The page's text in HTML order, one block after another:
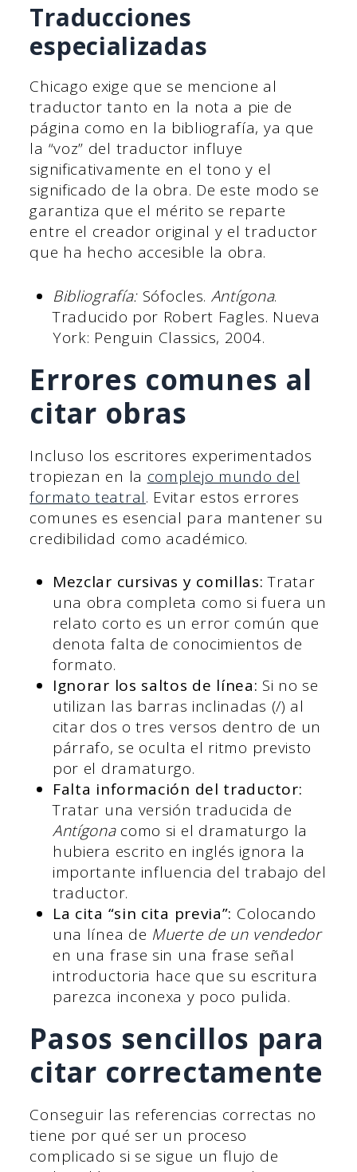
Traducciones
especializadas
Chicago exige que se mencione al
traductor tanto en la nota a pie de
página como en la bibliografía, ya que
la “voz” del traductor influye
significativamente en el tono y el
significado de la obra. De este modo se
garantiza que el mérito se reparte
entre el creador original y el traductor
que ha hecho accesible la obra.
Bibliografía: Sófocles. Antígona.
Traducido por Robert Fagles. Nueva
York: Penguin Classics, 2004.
Errores comunes al
citar obras
Incluso los escritores experimentados
tropiezan en la complejo mundo del
formato teatral. Evitar estos errores
comunes es esencial para mantener su
credibilidad como académico.
Mezclar cursivas y comillas: Tratar
una obra completa como si fuera un
relato corto es un error común que
denota falta de conocimientos de
formato.
Ignorar los saltos de línea: Si no se
utilizan las barras inclinadas (/) al
citar dos o tres versos dentro de un
párrafo, se oculta el ritmo previsto
por el dramaturgo.
Falta información del traductor:
Tratar una versión traducida de
Antígonacomo si el dramaturgo la
hubiera escrito en inglés ignora la
importante influencia del trabajo del
traductor.
La cita “sin cita previa”: Colocando
una línea de Muerte de un vendedor
en una frase sin una frase señal
introductoria hace que su escritura
parezca inconexa y poco pulida.
Pasos sencillos para
citar correctamente
Conseguir las referencias correctas no
tiene por qué ser un proceso
complicado si se sigue un flujo de